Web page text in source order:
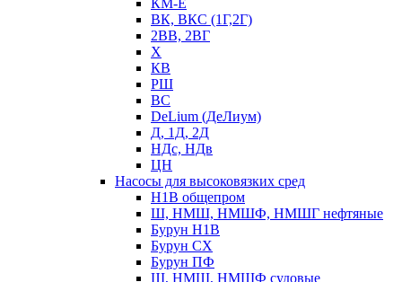
КМ-Е
ВК, ВКС (1Г,2Г)
2ВВ, 2ВГ
Х
КВ
РШ
ВС
DeLium (ДеЛиум)
Д, 1Д, 2Д
НДс, НДв
ЦН
Насосы для высоковязких сред
Н1В общепром
Ш, НМШ, НМШФ, НМШГ нефтяные
Бурун Н1В
Бурун СХ
Бурун ПФ
Ш, НМШ, НМШФ судовые